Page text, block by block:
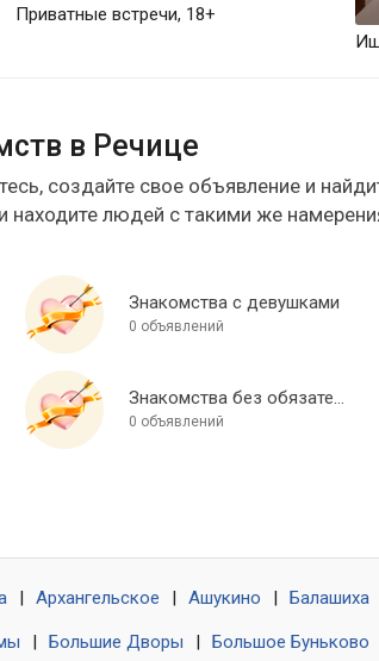
Приватные встречи, 18+
в Речице
создайте свое объявление и
находите людей с такими же
Знакомства с девушками
0 объявлений
Знакомства без обязательств
0 объявлений
Архангельское Ашукино Балашиха
Большие Дворы Большое Буньково